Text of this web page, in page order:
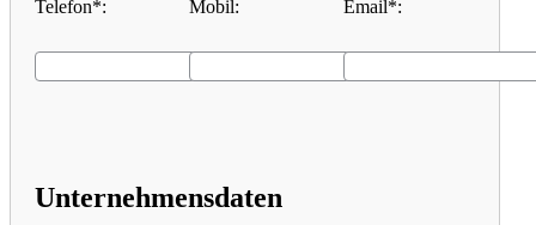
Telefon*: Mobil: Email*:
Unternehmensdaten